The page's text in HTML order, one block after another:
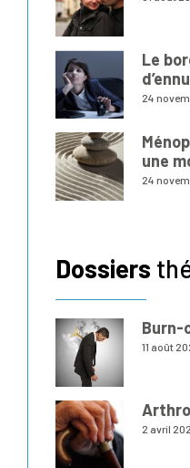
Le
24
une
24
Dossiers
Burn-
11 août
2 avril